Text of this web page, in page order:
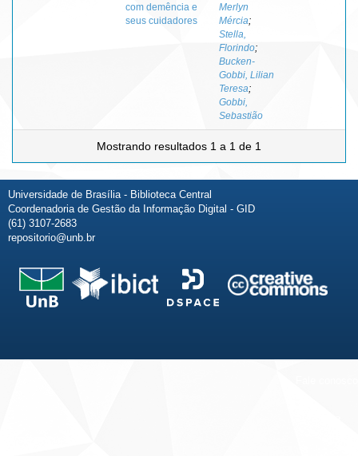
com demência e
seus cuidadores
Merlyn
Mércia;
Stella,
Florindo;
Bucken-
Gobbi, Lilian
Teresa;
Gobbi,
Sebastião
Mostrando resultados 1 a 1 de 1
Universidade de Brasília - Biblioteca Central
Coordenadoria de Gestão da Informação Digital - GID
(61) 3107-2683
repositorio@unb.br